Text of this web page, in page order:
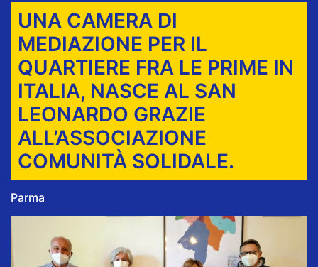
UNA CAMERA DI
MEDIAZIONE PER IL
QUARTIERE FRA LE PRIME IN
ITALIA, NASCE AL SAN
LEONARDO GRAZIE
ALL’ASSOCIAZIONE
COMUNITÀ SOLIDALE.
Parma